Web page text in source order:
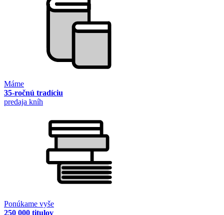
Máme
35-ročnú tradíciu
predaja kníh
Ponúkame vyše
250 000 titulov